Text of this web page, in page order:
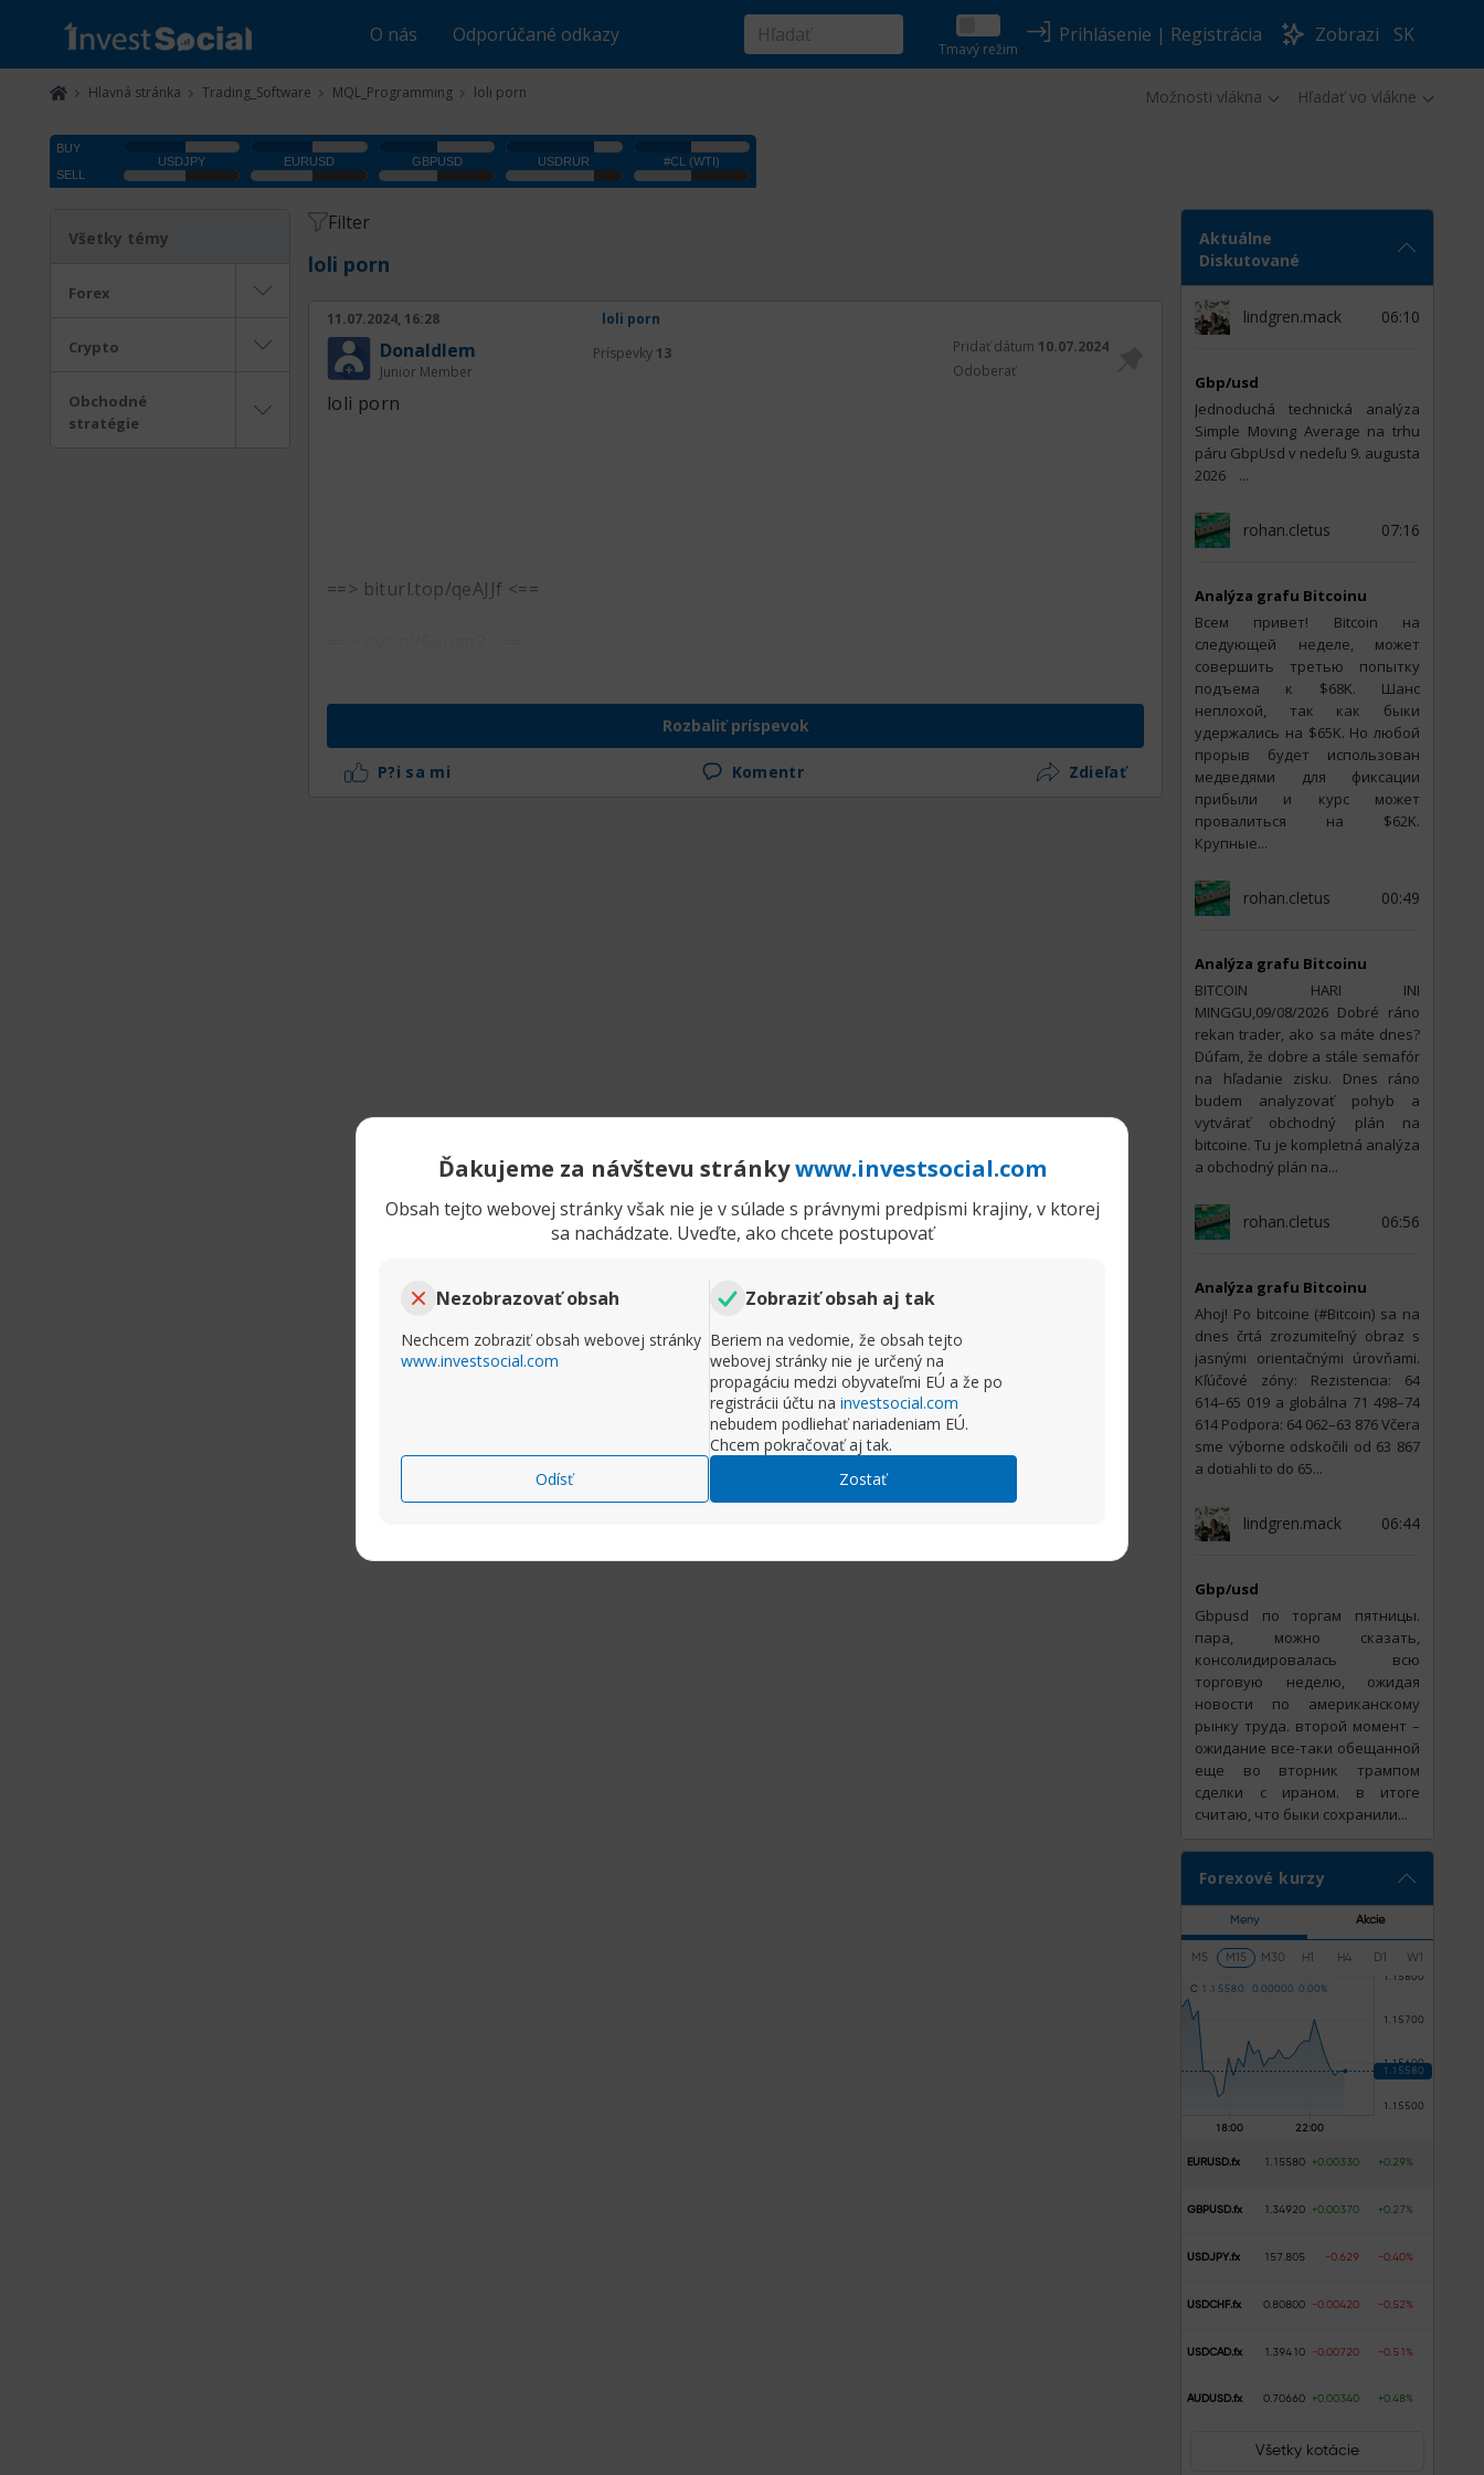
O nás Odporúčané odkazy
Tmavý režim
Prihlásenie | Registrácia Zobrazi SK
Hlavná stránka Trading_Software MQL_Programming loli porn Možnosti vlákna Hľadať vo vlákne
Ďakujeme za návštevu stránkywww.investsocial.com
Obsah tejto webovej stránky však nie je v súlade s právnymi predpismi krajiny, v ktorej
sa nachádzate. Uveďte, ako chcete postupovať
Nezobrazovať obsah
Nechcem zobraziť obsah webovej stránky
www.investsocial.com
Odísť
Zobraziť obsah aj tak
Beriem na vedomie, že obsah tejto
webovej stránky nie je určený na
propagáciu medzi obyvateľmi EÚ a že po
registrácii účtu na investsocial.com
nebudem podliehať nariadeniam EÚ.
Chcem pokračovať aj tak.
Zostať
Všetky témy
Forex
Crypto
Obchodné
stratégie
Filter
loli porn
11.07.2024, 16:28 loli porn
Donaldlem
Junior Member
Príspevky 13 Pridať dátum 10.07.2024
Odoberať
loli porn
==> biturl.top/qeAJJf <==
Rozbaliť príspevok
P?i sa mi Komentr Zdieľať
Aktuálne
Diskutované
lindgren.mack 06:10
Gbp/usd
Jednoduchá technická analýza
Simple Moving Average na trhu
páru GbpUsd v nedeľu 9. augusta
2026 ​ ​​​​​​​​​​​​​​​​​​​​​​​​​​​​​​​​​​​​​​​​​​​ ​​​​​​​​​​​​​​​​​​​​​​​​​​​​​​​​​​​ ​​​​​​​​​​​​​​​​​​​​​​​​​​​​​​​​​​​​​​​​​​...
rohan.cletus 07:16
Analýza grafu Bitcoinu
Всем привет! Bitcoin на
следующей неделе, может
совершить третью попытку
подъема к $68K. Шанс
неплохой, так как быки
удержались на $65K. Но любой
прорыв будет использован
медведями для фиксации
прибыли и курс может
провалиться на $62K.
Крупные...
rohan.cletus 00:49
Analýza grafu Bitcoinu
BITCOIN HARI INI
MINGGU,09/08/2026 Dobré ráno
rekan trader, ako sa máte dnes?
Dúfam, že dobre a stále semafór
na hľadanie zisku. Dnes ráno
budem analyzovať pohyb a
vytvárať obchodný plán na
bitcoine. Tu je kompletná analýza
a obchodný plán na...
rohan.cletus 06:56
Analýza grafu Bitcoinu
Ahoj! Po bitcoine (#Bitcoin) sa na
dnes črtá zrozumiteľný obraz s
jasnými orientačnými úrovňami.
Kľúčové zóny: Rezistencia: 64
614–65 019 a globálna 71 498–74
614 Podpora: 64 062–63 876 Včera
sme výborne odskočili od 63 867
a dotiahli to do 65...
lindgren.mack 06:44
Gbp/usd
Gbpusd по торгам пятницы.
пара, можно сказать,
консолидировалась всю
торговую неделю, ожидая
новости по американскому
рынку труда. второй момент –
ожидание все-таки обещанной
еще во вторник трампом
сделки с ираном. в итоге
считаю, что быки сохранили...
Forexové kurzy
Meny Akcie
M5 M15 M30 H1 H4 D1 W1
C 1 .1 5 580 0 .00000 0 .00 %
EURUSD.fx 1.15580 +0.00330 +0.29%
GBPUSD.fx 1.34920 +0.00370 +0.27%
USDJPY.fx 157.805 -0.629 -0.40%
USDCHF.fx 0.80800 -0.00420 -0.52%
USDCAD.fx 1.39410 -0.00720 -0.51%
AUDUSD.fx 0.70660 +0.00340 +0.48%
Všetky kotácie